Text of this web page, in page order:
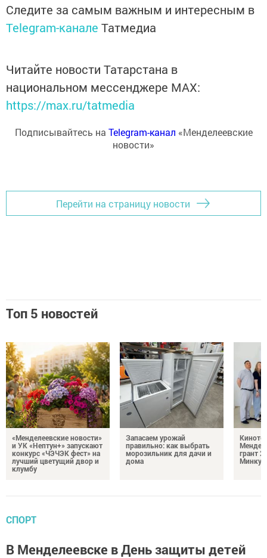
Следите за самым важным и интересным в
Telegram-канале Татмедиа
Читайте новости Татарстана в
национальном мессенджере MАХ:
https://max.ru/tatmedia
Подписывайтесь на Telegram-канал «Менделеевские
новости»
Перейти на страницу новости
Топ 5 новостей
«Менделеевские новости»
и УК «Нептун+» запускают
конкурс «ЧЭЧЭК фест» на
лучший цветущий двор и
клумбу
Запасаем урожай
правильно: как выбрать
морозильник для дачи и
дома
грант
СПОРТ
В Менделеевске в День защиты детей